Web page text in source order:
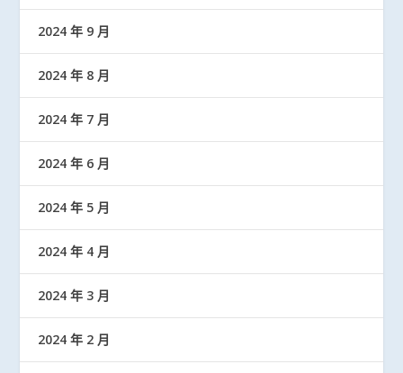
2024 年 9 月
2024 年 8 月
2024 年 7 月
2024 年 6 月
2024 年 5 月
2024 年 4 月
2024 年 3 月
2024 年 2 月